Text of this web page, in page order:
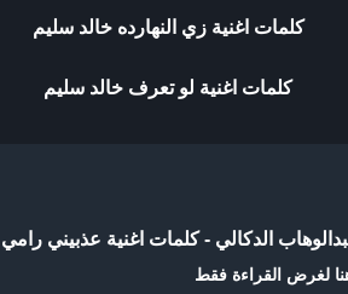
كلمات اغنية زي النهارده خالد سليم
كلمات اغنية لو تعرف خالد سليم
الدكالي -كلمات اغنية عذبيني
لغرض القراءة فقط